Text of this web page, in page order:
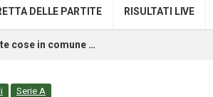
DELLE PARTITE RISULTATI LIVE
cose in comune …
Serie A